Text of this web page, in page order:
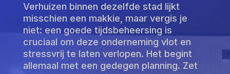
Verhuizen binnen dezelfde stad lijkt
misschien een makkie, maar vergis je
niet: een goede tijdsbeheersing is
cruciaal om deze onderneming vlot en
stressvrij te laten verlopen. Het begint
allemaal met een gedegen planning. Zet